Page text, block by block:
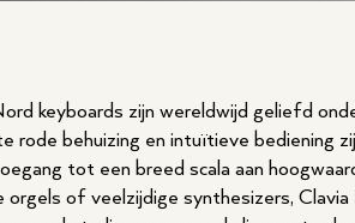
keyboards zijn wereldwijd geliefd
rode behuizing en intuïtieve bediening
tot een breed scala aan
orgels of veelzijdige synthesizers,